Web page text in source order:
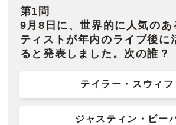
第1問
9月8日に、世界的に人気のあ
ティストが年内のライブ後に
ると発表しました。次の誰？
テイラー・スウィフ
ジャスティン・ビー